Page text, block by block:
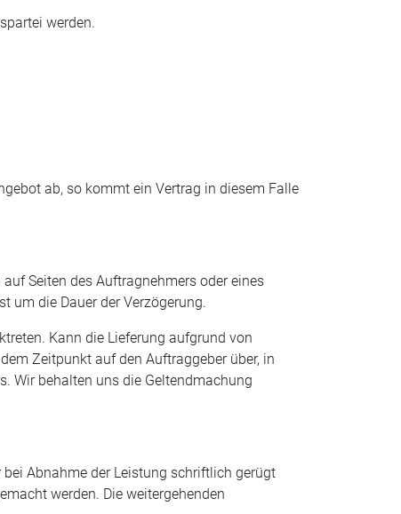
werden.
ab, so kommt ein Vertrag in diesem Falle
Seiten des Auftragnehmers oder eines
um die Dauer der Verzögerung.
Kann die Lieferung aufgrund von
Zeitpunkt auf den Auftraggeber über, in
Wir behalten uns die Geltendmachung
Abnahme der Leistung schriftlich gerügt
werden. Die weitergehenden